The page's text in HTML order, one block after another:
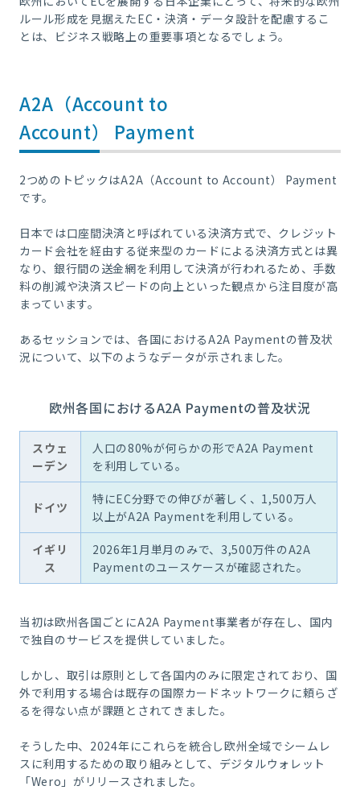
ルール形成を見据えたEC・決済・データ設計を配慮するこ
とは、ビジネス戦略上の重要事項となるでしょう。
A2A（Account to
Account） Payment
2つめのトピックはA2A（Account to Account） Payment
です。
日本では口座間決済と呼ばれている決済方式で、クレジット
カード会社を経由する従来型のカードによる決済方式とは異
なり、銀行間の送金網を利用して決済が行われるため、手数
料の削減や決済スピードの向上といった観点から注目度が高
まっています。
あるセッションでは、各国におけるA2A Paymentの普及状
況について、以下のようなデータが示されました。
欧州各国におけるA2A Paymentの普及状況
スウェ
ーデン
人口の80%が何らかの形でA2A Payment
を利用している。
ドイツ
特にEC分野での伸びが著しく、1,500万人
以上がA2A Paymentを利用している。
イギリ
ス
2026年1月単月のみで、3,500万件のA2A
Paymentのユースケースが確認された。
当初は欧州各国ごとにA2A Payment事業者が存在し、国内
で独自のサービスを提供していました。
しかし、取引は原則として各国内のみに限定されており、国
外で利用する場合は既存の国際カードネットワークに頼らざ
るを得ない点が課題とされてきました。
そうした中、2024年にこれらを統合し欧州全域でシームレ
スに利用するための取り組みとして、デジタルウォレット
「Wero」がリリースされました。